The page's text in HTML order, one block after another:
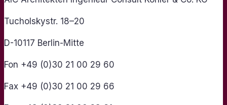
Tucholskystr. 18–20
D-10117 Berlin-Mitte
Fon +49 (0)30 21 00 29 60
Fax +49 (0)30 21 00 29 66